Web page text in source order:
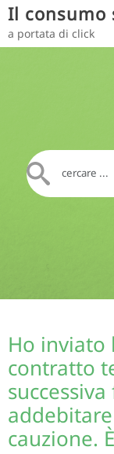
Salta al contenuto
Il consumo
a portata di click
Ho inviato
contratto
cauzione.